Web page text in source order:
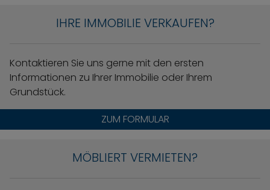
IHRE IMMOBILIE VERKAUFEN?
Kontaktieren Sie uns gerne mit den ersten
Informationen zu Ihrer Immobilie oder Ihrem
Grundstück.
ZUM FORMULAR
MÖBLIERT VERMIETEN?